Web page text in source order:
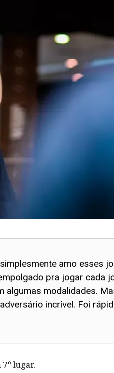
amo esses
pra jogar cada
modalidades.
incrível. Foi
lugar.